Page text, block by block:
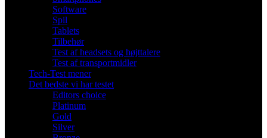
Software
Spil
Tablets
Tilbehør
Test af headsets og højttalere
Test af transportmidler
Tech-Test mener
Det bedste vi har testet
Editors choice
Platinum
Gold
Silver